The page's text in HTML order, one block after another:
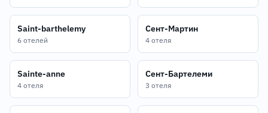
Saint-barthelemy
6 отелей
Сент-Мартин
4 отеля
Sainte-anne
4 отеля
Сент-Бартелеми
3 отеля